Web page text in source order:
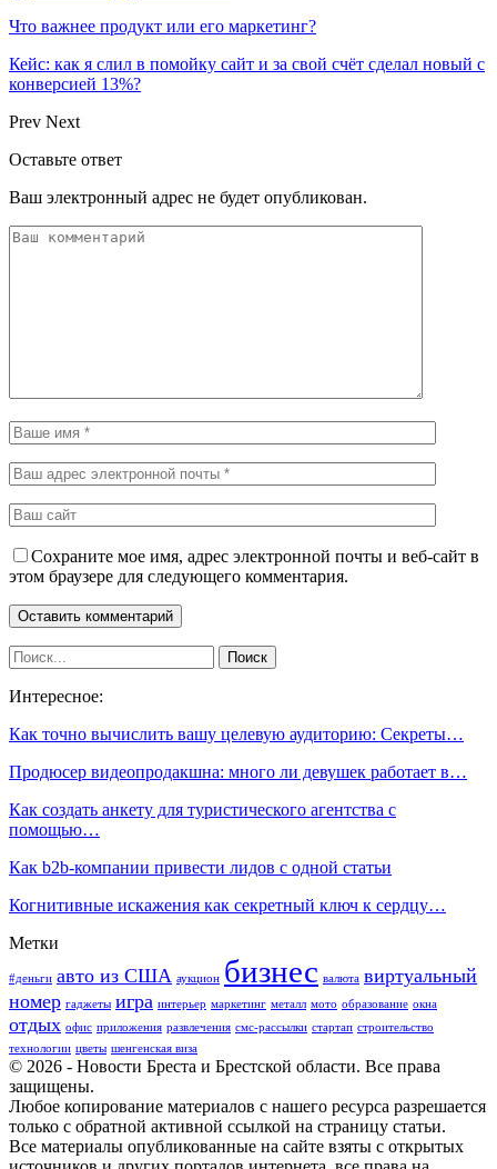
Что важнее продукт или его маркетинг?
Кейс: как я слил в помойку сайт и за свой счёт сделал новый с
конверсией 13%?
Prev Next
Оставьте ответ
Ваш электронный адрес не будет опубликован.
Сохраните мое имя, адрес электронной почты и веб-сайт в
этом браузере для следующего комментария.
Интересное:
Как точно вычислить вашу целевую аудиторию: Секреты…
Продюсер видеопродакшна: много ли девушек работает в…
Как создать анкету для туристического агентства с
помощью…
Как b2b-компании привести лидов с одной статьи
Когнитивные искажения как секретный ключ к сердцу…
Метки
#деньги авто из США аукцион бизнес валюта виртуальный
номер гаджеты игра интерьер маркетинг металл мото образование окна
отдых офис приложения развлечения смс-рассылки стартап строительство
технологии цветы шенгенская виза
© 2026 - Новости Бреста и Брестской области. Все права
защищены.
Любое копирование материалов с нашего ресурса разрешается
только с обратной активной ссылкой на страницу статьи.
Все материалы опубликованные на сайте взяты с открытых